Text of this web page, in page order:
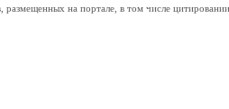
на портале, в том числе